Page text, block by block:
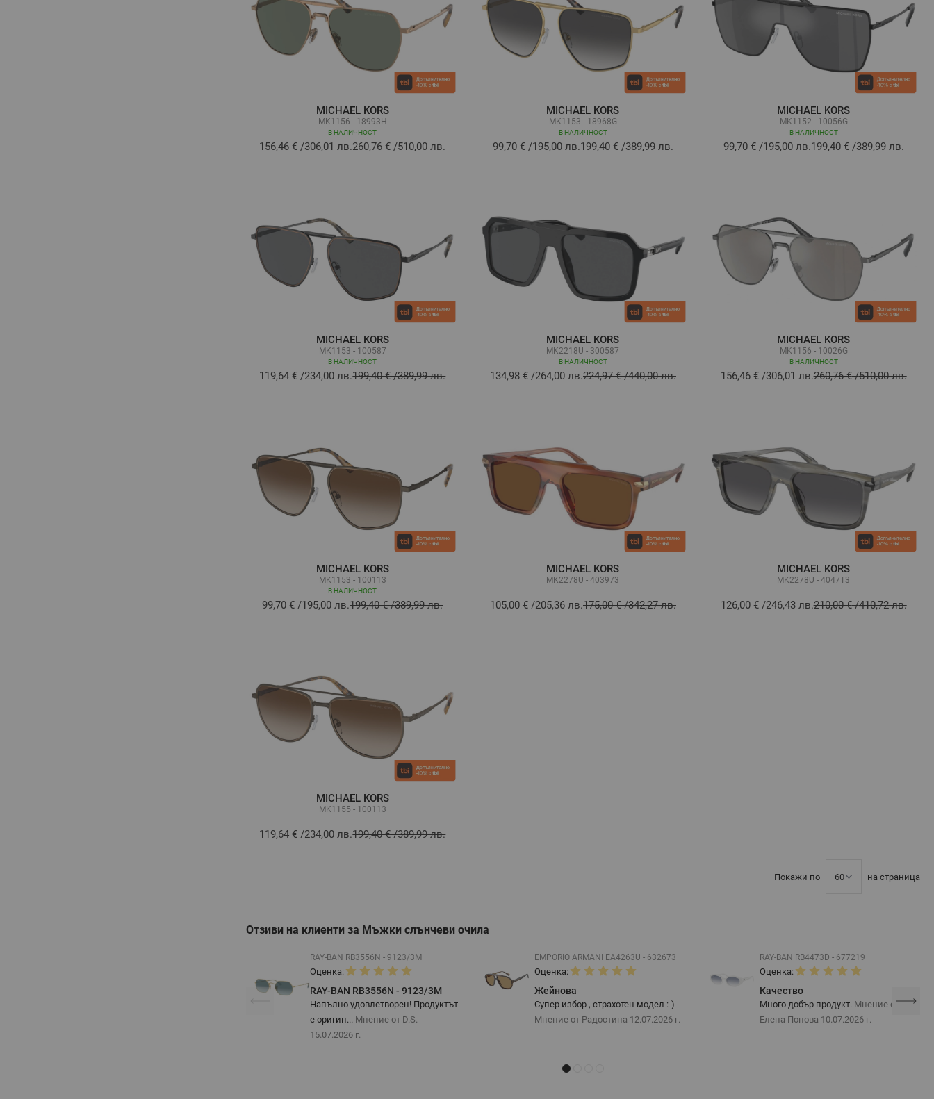
MICHAEL KORS
MK1156 - 18993H
В НАЛИЧНОСТ
156,46 € /306,01 лв.260,76 €/510,00 лв.
MICHAEL KORS
MK1153 - 18968G
В НАЛИЧНОСТ
99,70 €/195,00 лв.199,40 €/389,99 лв.
MICHAEL KORS
MK1152 - 10056G
В НАЛИЧНОСТ
99,70 €/195,00 лв.199,40 €/389,99 лв.
MICHAEL KORS
MK1153 - 100587
В НАЛИЧНОСТ
119,64 € /234,00 лв.199,40 €/389,99 лв.
MICHAEL KORS
MK2218U - 300587
В НАЛИЧНОСТ
134,98 €/264,00 лв.224,97 €/440,00 лв.
MICHAEL KORS
MK1156 - 10026G
В НАЛИЧНОСТ
156,46 €/306,01 лв.260,76 €/510,00 лв.
MICHAEL KORS
MK1153 - 100113
В НАЛИЧНОСТ
99,70 € /195,00 лв.199,40 €/389,99 лв.
MICHAEL KORS
MK2278U - 403973
105,00 €/205,36 лв.175,00 €/342,27 лв.
MICHAEL KORS
MK2278U - 4047T3
126,00 €/246,43 лв.210,00 €/410,72 лв.
MICHAEL KORS
MK1155 - 100113
119,64 € /234,00 лв.199,40 €/389,99 лв.
Покажи по на страница
Отзиви на клиенти за Мъжки слънчеви очила
RAY-BAN RB3556N - 9123/3M
Оценка:
RAY-BAN RB3556N - 9123/3M
Напълно удовлетворен! Продуктът
е оригин... Мнение от D.S.
15.07.2026 г.
EMPORIO ARMANI EA4263U - 632673
Оценка:
Жейнова
Супер избор , страхотен модел :-)
Мнение от Радостина 12.07.2026 г.
RAY-BAN RB4473D - 677219
Оценка:
Качество
Много добър продукт. Мнение от
Елена Попова 10.07.2026 г.